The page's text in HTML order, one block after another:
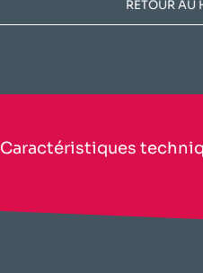
RETOUR AU
​Caractéristiques